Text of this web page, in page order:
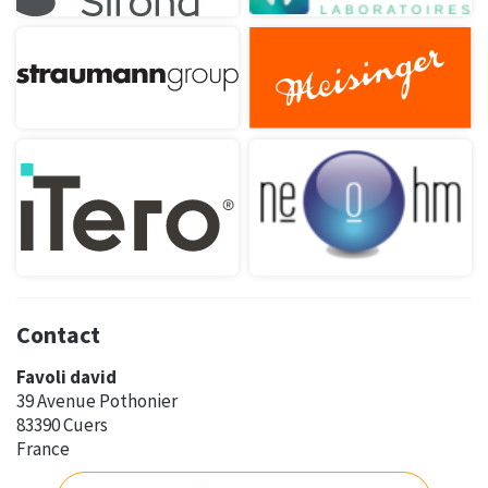
Contact
Favoli david
39 Avenue Pothonier
83390 Cuers
France